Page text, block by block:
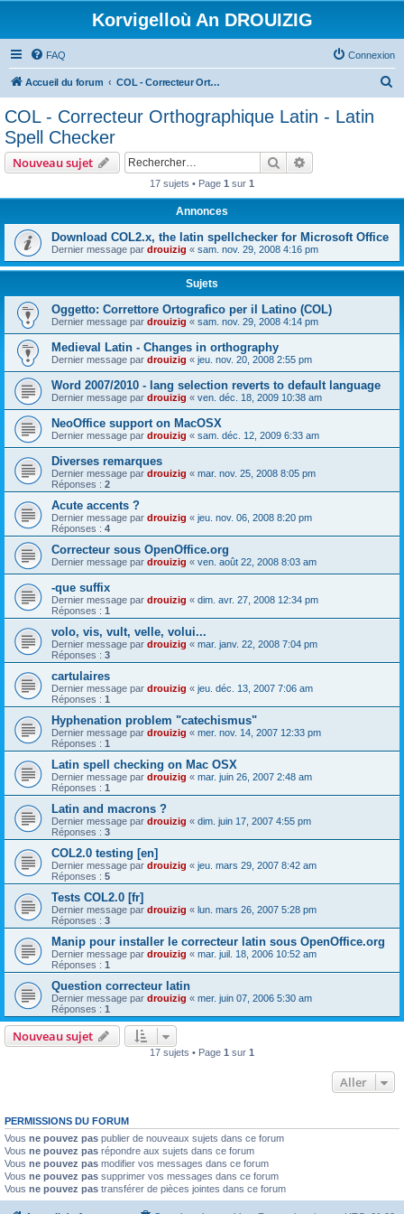
Korvigelloù An DROUIZIG
FAQ Connexion
Accueil du forum COL - Correcteur Orthographique Latin - Latin Spell Checker
COL - Correcteur Orthographique Latin - Latin
Spell Checker
Nouveau sujet Rechercher
17 sujets • Page 1 sur 1
Annonces
Download COL2.x, the latin spellchecker for Microsoft Office
Dernier message par drouizig « sam. nov. 29, 2008 4:16 pm
Sujets
Oggetto: Correttore Ortografico per il Latino (COL)
Dernier message par drouizig « sam. nov. 29, 2008 4:14 pm
Medieval Latin - Changes in orthography
Dernier message par drouizig « jeu. nov. 20, 2008 2:55 pm
Word 2007/2010 - lang selection reverts to default language
Dernier message par drouizig « ven. déc. 18, 2009 10:38 am
NeoOffice support on MacOSX
Dernier message par drouizig « sam. déc. 12, 2009 6:33 am
Diverses remarques
Dernier message par drouizig « mar. nov. 25, 2008 8:05 pm
Réponses : 2
Acute accents ?
Dernier message par drouizig « jeu. nov. 06, 2008 8:20 pm
Réponses : 4
Correcteur sous OpenOffice.org
Dernier message par drouizig « ven. août 22, 2008 8:03 am
-que suffix
Dernier message par drouizig « dim. avr. 27, 2008 12:34 pm
Réponses : 1
volo, vis, vult, velle, volui...
Dernier message par drouizig « mar. janv. 22, 2008 7:04 pm
Réponses : 3
cartulaires
Dernier message par drouizig « jeu. déc. 13, 2007 7:06 am
Réponses : 1
Hyphenation problem "catechismus"
Dernier message par drouizig « mer. nov. 14, 2007 12:33 pm
Réponses : 1
Latin spell checking on Mac OSX
Dernier message par drouizig « mar. juin 26, 2007 2:48 am
Réponses : 1
Latin and macrons ?
Dernier message par drouizig « dim. juin 17, 2007 4:55 pm
Réponses : 3
COL2.0 testing [en]
Dernier message par drouizig « jeu. mars 29, 2007 8:42 am
Réponses : 5
Tests COL2.0 [fr]
Dernier message par drouizig « lun. mars 26, 2007 5:28 pm
Réponses : 3
Manip pour installer le correcteur latin sous OpenOffice.org
Dernier message par drouizig « mar. juil. 18, 2006 10:52 am
Réponses : 1
Question correcteur latin
Dernier message par drouizig « mer. juin 07, 2006 5:30 am
Réponses : 1
Nouveau sujet
17 sujets • Page 1 sur 1
Aller
PERMISSIONS DU FORUM
Vous ne pouvez pas publier de nouveaux sujets dans ce forum
Vous ne pouvez pas répondre aux sujets dans ce forum
Vous ne pouvez pas modifier vos messages dans ce forum
Vous ne pouvez pas supprimer vos messages dans ce forum
Vous ne pouvez pas transférer de pièces jointes dans ce forum